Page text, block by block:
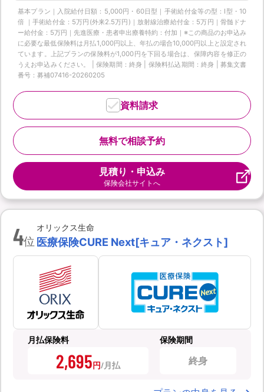
基本プラン｜入院給付日額：5,000円・60日型｜手術給付金等の型：Ⅰ型・10
倍 ｜手術給付金：5万円(外来2.5万円)｜放射線治療給付金：5万円｜骨髄ドナ
ー給付金：5万円｜先進医療・患者申出療養特約：付加｜※この商品のお申込み
に必要な最低保険料は月払1,000円以上、年払の場合10,000円以上と設定され
ています。上記プランの保険料が1,000円を下回る場合は、保障内容を修正の
うえお申込みください。 | 保険期間：終身 | 保険料払込期間：終身 | 募集文書
番号：募補07416-20260205
無料で相談予約
資料請求
見積り・申込み
保険会社サイトへ
4位
オリックス生命
医療保険CURE Next[キュア・ネクスト]
月払保険料
2,695円
保険期間
終身